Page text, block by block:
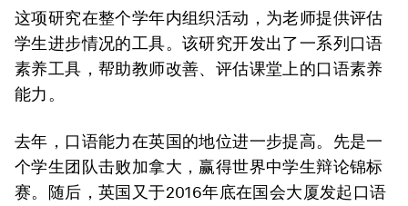
这项研究在整个学年内组织活动，为老师提供评估
学生进步情况的工具。该研究开发出了一系列口语
素养工具，帮助教师改善、评估课堂上的口语素养
能力。
去年，口语能力在英国的地位进一步提高。先是一
个学生团队击败加拿大，赢得世界中学生辩论锦标
赛。随后，英国又于2016年底在国会大厦发起口语